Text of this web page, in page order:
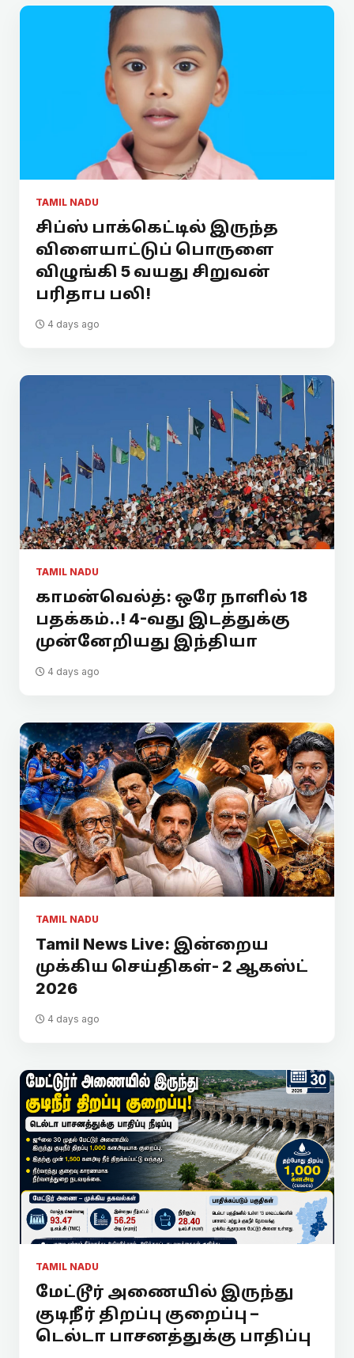
TAMIL NADU
சிப்ஸ் பாக்கெட்டில் இருந்த
விளையாட்டுப் பொருளை
விழுங்கி 5 வயது சிறுவன்
பரிதாப பலி!
4 days ago
TAMIL NADU
காமன்வெல்த்: ஒரே நாளில் 18
பதக்கம்..! 4-வது இடத்துக்கு
முன்னேறியது இந்தியா
4 days ago
TAMIL NADU
Tamil News Live: இன்றைய
முக்கிய செய்திகள்- 2 ஆகஸ்ட்
2026
4 days ago
TAMIL NADU
மேட்டூர் அணையில் இருந்து
குடிநீர் திறப்பு குறைப்பு –
டெல்டா பாசனத்துக்கு பாதிப்பு